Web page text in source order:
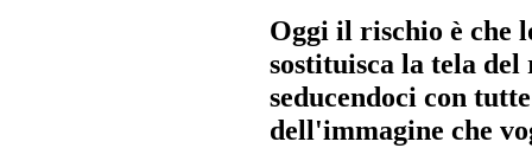
Oggi il rischio è che
sostituisca la tela
seducendoci con
dell'immagine che